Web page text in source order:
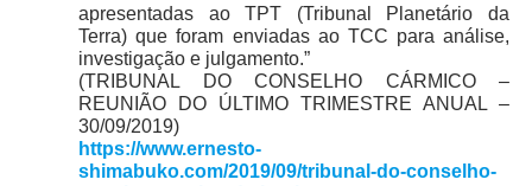
apresentadas ao TPT (Tribunal Planetário da
Terra) que foram enviadas ao TCC para análise,
investigação e julgamento.”
(TRIBUNAL DO CONSELHO CÁRMICO –
REUNIÃO DO ÚLTIMO TRIMESTRE ANUAL –
30/09/2019)
https://www.ernesto-
shimabuko.com/2019/09/tribunal-do-conselho-